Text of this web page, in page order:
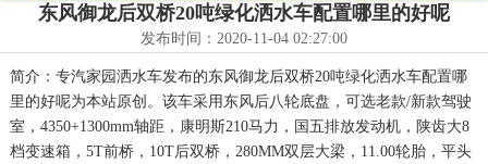
东风御龙后双桥20吨绿化洒水车配置哪里的好呢
发布时间：2020-11-04 02:27:00
简介：专汽家园洒水车发布的东风御龙后双桥20吨绿化洒水车配置哪
里的好呢为本站原创。该车采用东风后八轮底盘，可选老款/新款驾驶
室，4350+1300mm轴距，康明斯210马力，国五排放发动机，陕齿大8
档变速箱，5T前桥，10T后双桥，280MM双层大梁，11.00轮胎，平头